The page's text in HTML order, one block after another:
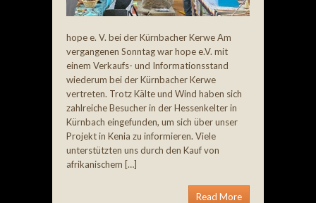
hope e. V. bei der Kürnbacher Kerwe Am
vergangenen Sonntag war hope e.V. mit
einem Verkaufs- und Informationsstand
wiederum bei der Kürnbacher Kerwe
vertreten. Trotz Kälte und Wind haben sich
zahlreiche Besucher in der Hessenkelter in
Kürnbach eingefunden, um sich über unser
Projekt in Kenia zu informieren. Viele
unterstützten uns durch den Kauf von
afrikanischem […]
Read More